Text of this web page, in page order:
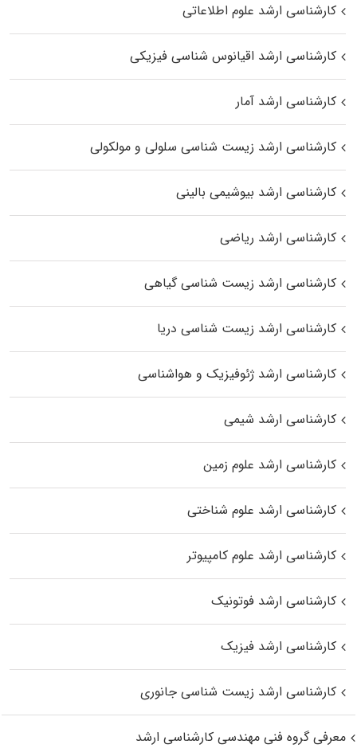
کارشناسی ارشد علوم اطلاعاتی
کارشناسی ارشد اقیانوس‌ شناسی فیزیکی
کارشناسی ارشد آمار
کارشناسی ارشد زیست شناسی سلولی و مولکولی
کارشناسی ارشد بیوشیمی بالینی
کارشناسی ارشد ریاضی
کارشناسی ارشد زیست‌ شناسی گیاهی
کارشناسی ارشد زیست‌ شناسی دریا
کارشناسی ارشد ژئوفیزیک و هواشناسی
کارشناسی ارشد شیمی
کارشناسی ارشد علوم زمین
کارشناسی ارشد علوم شناختی
کارشناسی ارشد علوم کامپیوتر
کارشناسی ارشد فوتونیک
کارشناسی ارشد فیزیک
کارشناسی ارشد زیست‌ شناسی جانوری
معرفی گروه فنی مهندسی کارشناسی ارشد